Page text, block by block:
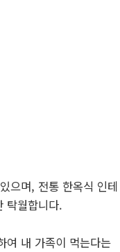
으며, 전통 한옥식 인테
탁월합니다.
여 내 가족이 먹는다는